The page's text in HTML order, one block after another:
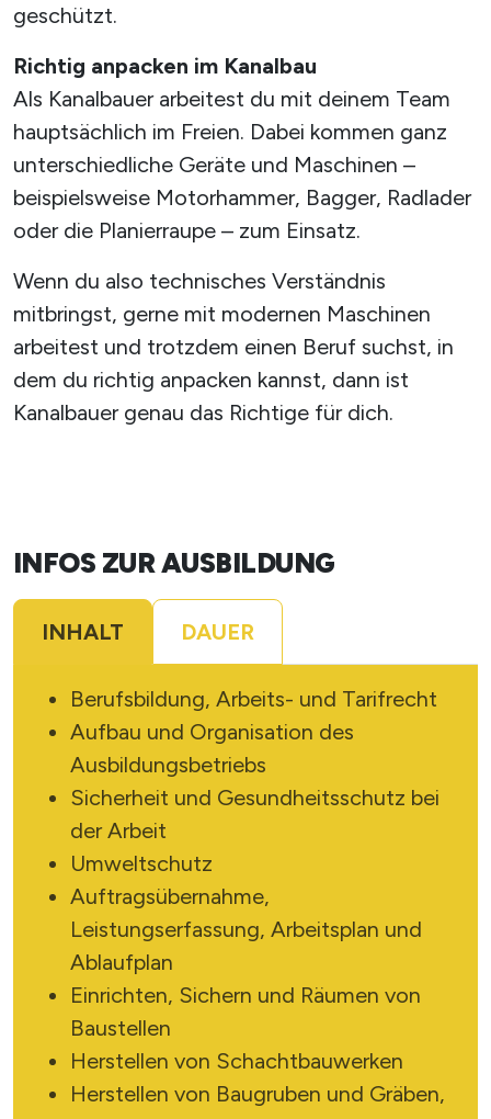
X
SUCHE STARTEN
geschützt.
Richtig anpacken im Kanalbau
Als Kanalbauer arbeitest du mit deinem Team
hauptsächlich im Freien. Dabei kommen ganz
unterschiedliche Geräte und Maschinen –
beispielsweise Motorhammer, Bagger, Radlader
oder die Planierraupe – zum Einsatz.
Wenn du also technisches Verständnis
mitbringst, gerne mit modernen Maschinen
arbeitest und trotzdem einen Beruf suchst, in
dem du richtig anpacken kannst, dann ist
Kanalbauer genau das Richtige für dich.
INFOS ZUR AUSBILDUNG
INHALT DAUER
Berufsbildung, Arbeits- und Tarifrecht
Aufbau und Organisation des
Ausbildungsbetriebs
Sicherheit und Gesundheitsschutz bei
der Arbeit
Umweltschutz
Auftragsübernahme,
Leistungserfassung, Arbeitsplan und
Ablaufplan
Einrichten, Sichern und Räumen von
Baustellen
Herstellen von Schachtbauwerken
Herstellen von Baugruben und Gräben,